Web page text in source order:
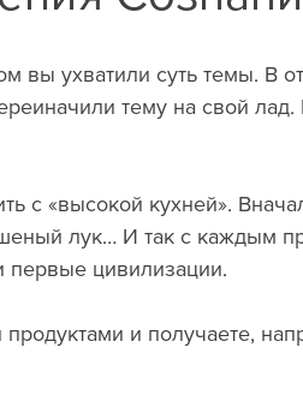
вы ухватили суть темы. В
тему на свой
с «высокой кухней».
лук… И так с каждым
первые цивилизации.
и получаете,